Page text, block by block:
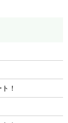
！